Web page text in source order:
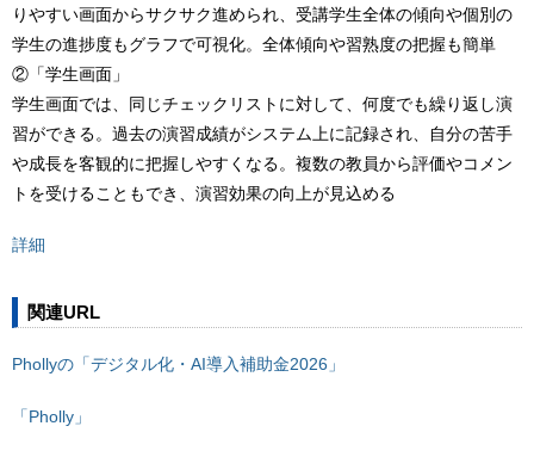
りやすい画面からサクサク進められ、受講学生全体の傾向や個別の
学生の進捗度もグラフで可視化。全体傾向や習熟度の把握も簡単
②「学生画面」
学生画面では、同じチェックリストに対して、何度でも繰り返し演
習ができる。過去の演習成績がシステム上に記録され、自分の苦手
や成長を客観的に把握しやすくなる。複数の教員から評価やコメン
トを受けることもでき、演習効果の向上が見込める
詳細
関連URL
Phollyの「デジタル化・AI導入補助金2026」
「Pholly」